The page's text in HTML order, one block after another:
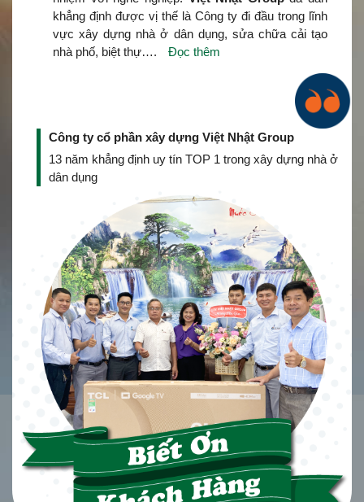
khẳng định được vị thế là Công ty đi đầu trong lĩnh
vực xây dựng nhà ở dân dụng, sửa chữa cải tạo
nhà phố, biệt thự….
Đọc thêm
Công ty cổ phần xây dựng Việt Nhật Group
13 năm khẳng định uy tín TOP 1 trong xây dựng nhà ở
dân dụng